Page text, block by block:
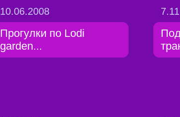
10.06.2008
Прогулки по Lodi
garden...